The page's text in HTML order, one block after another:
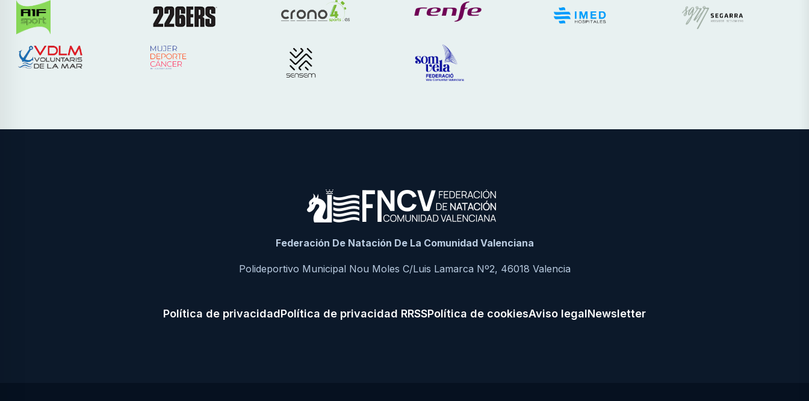
Federación De Natación De La Comunidad Valenciana
Polideportivo Municipal Nou Moles C/Luis Lamarca Nº2, 46018 Valencia
Política de privacidadPolítica de privacidad RRSSPolítica de cookiesAviso legalNewsletter